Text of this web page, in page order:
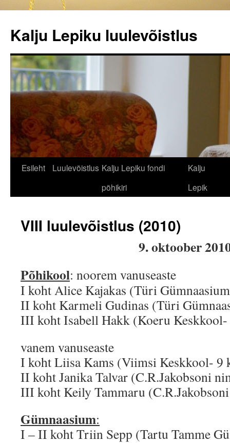
Kalju Lepiku luulevõistlus
Liigu
Esileht Luulevõistlus Kalju Lepiku fondi
põhikiri
Kalju
Lepik
VIII luulevõistlus (2010)
9. oktoober
Põhikool: noorem vanuseaste
I koht Alice Kajakas (Türi
II koht Karmeli Gudinas (Türi
III koht Isabell Hakk (Koeru
vanem vanuseaste
I koht Liisa Kams (Viimsi Keskkool- 9
II koht Janika Talvar (C.R.Jakobsoni
III koht Keily Tammaru
Gümnaasium:
I – II koht Triin Sepp (Tartu Tamme